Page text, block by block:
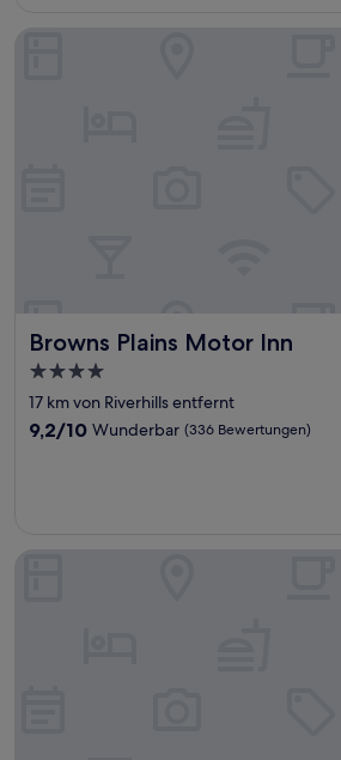
Browns Plains Motor Inn
Browns Plains Motor Inn
4.0-
Sterne-
Unterkunft
17 km von Riverhills entfernt
9.2
9,2/10 Wunderbar (336 Bewertungen)
Best Western Ipswich